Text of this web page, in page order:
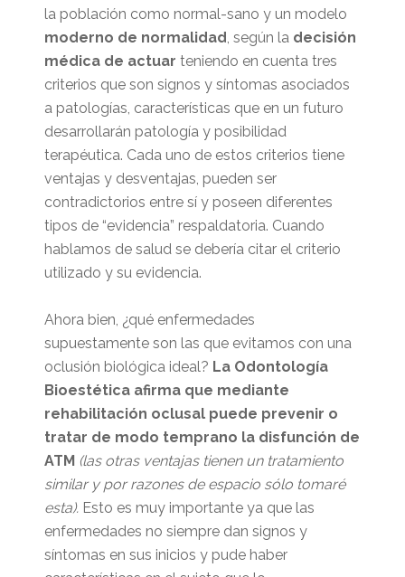
la población como normal-sano y un modelo
moderno de normalidad, según la decisión
médica de actuar teniendo en cuenta tres
criterios que son signos y síntomas asociados
a patologías, características que en un futuro
desarrollarán patología y posibilidad
terapéutica. Cada uno de estos criterios tiene
ventajas y desventajas, pueden ser
contradictorios entre sí y poseen diferentes
tipos de “evidencia” respaldatoria. Cuando
hablamos de salud se debería citar el criterio
utilizado y su evidencia.
Ahora bien, ¿qué enfermedades
supuestamente son las que evitamos con una
oclusión biológica ideal? La Odontología
Bioestética afirma que mediante
rehabilitación oclusal puede prevenir o
tratar de modo temprano la disfunción de
ATM (las otras ventajas tienen un tratamiento
similar y por razones de espacio sólo tomaré
esta).Esto es muy importante ya que las
enfermedades no siempre dan signos y
síntomas en sus inicios y pude haber